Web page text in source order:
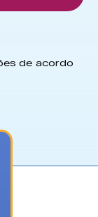
de acordo